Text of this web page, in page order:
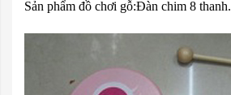
Sản phẩm đồ chơi gỗ:Đàn chim 8 thanh.